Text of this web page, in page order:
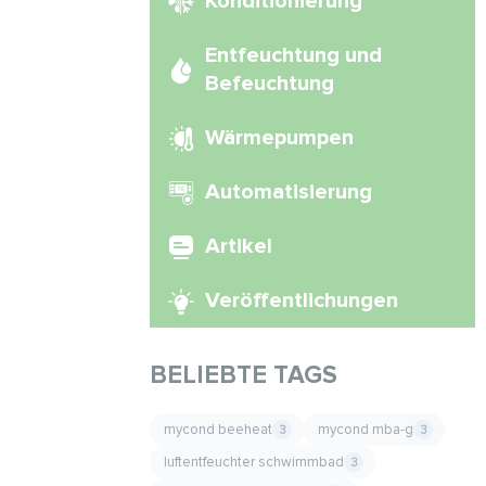
Entfeuchtung und
Befeuchtung
Wärmepumpen
Automatisierung
Artikel
Veröffentlichungen
BELIEBTE TAGS
mycond beeheat 3 mycond mba-g 3
luftentfeuchter schwimmbad 3